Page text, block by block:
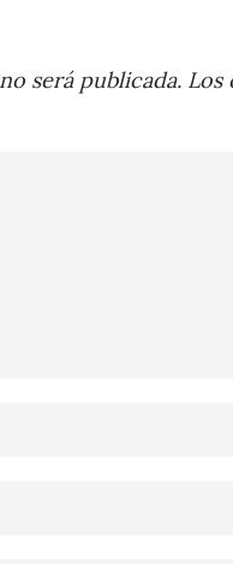
será publicada. Los